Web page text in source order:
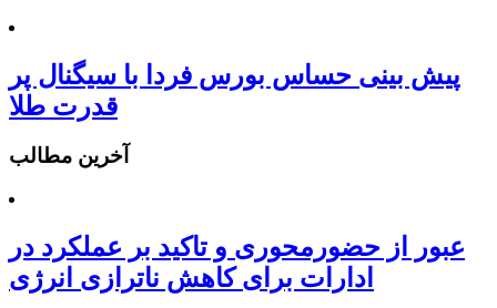
پیش بینی حساس بورس فردا با سیگنال پر
قدرت طلا
آخرین مطالب
عبور از حضورمحوری و تاکید بر عملکرد در
ادارات برای کاهش ناترازی انرژی